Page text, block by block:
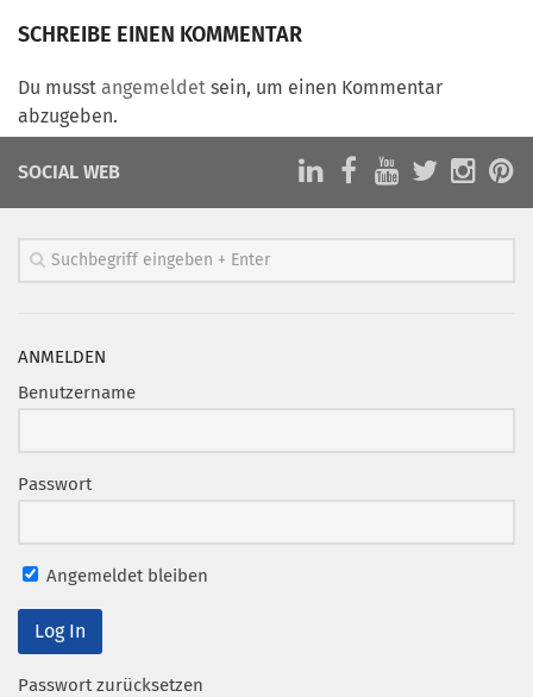
Arbeitsgruppen
MarketingFrauen
Münchner Marketingpreis
Mentoring
Bundesverband Marketing Clubs
MARKETING PIONIERE
Newsletter
Clubmagazin
MCM Club TV
Mitglied werden
AKTUELLES
SCHREIBE EINEN KOMMENTAR
Du musst angemeldet sein, um einen Kommentar
abzugeben.
SOCIAL WEB
ANMELDEN
Benutzername
Passwort
Angemeldet bleiben
Passwort zurücksetzen